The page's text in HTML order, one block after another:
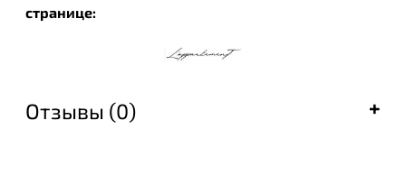
классики, стиля кантри и показной роскоши
бренда – создавать комфорт и тихий уют в каждой
странице:
Отзывы (0)